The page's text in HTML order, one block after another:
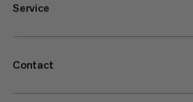
Service
Contact